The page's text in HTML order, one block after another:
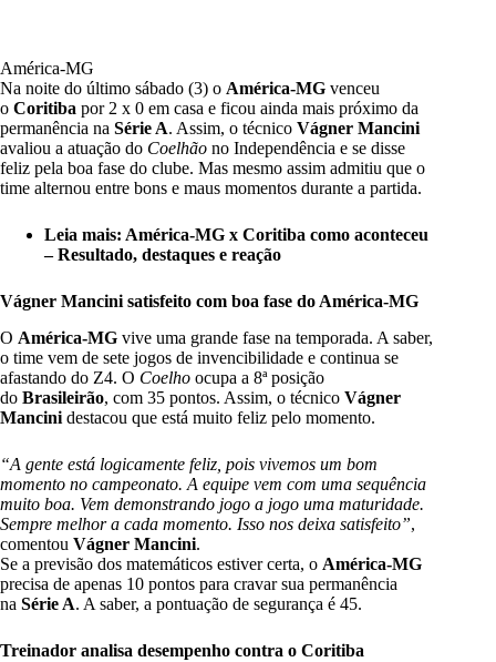
América-MG
Na noite do último sábado (3) o América-MG venceu
o Coritiba por 2 x 0 em casa e ficou ainda mais próximo da
permanência na Série A. Assim, o técnico Vágner Mancini
avaliou a atuação do Coelhão no Independência e se disse
feliz pela boa fase do clube. Mas mesmo assim admitiu que o
time alternou entre bons e maus momentos durante a partida.
Leia mais: América-MG x Coritiba como aconteceu
– Resultado, destaques e reação
Vágner Mancini satisfeito com boa fase do América-MG
O América-MG vive uma grande fase na temporada. A saber,
o time vem de sete jogos de invencibilidade e continua se
afastando do Z4. O Coelho ocupa a 8ª posição
do Brasileirão, com 35 pontos. Assim, o técnico Vágner
Mancini destacou que está muito feliz pelo momento.
“A gente está logicamente feliz, pois vivemos um bom
momento no campeonato. A equipe vem com uma sequência
muito boa. Vem demonstrando jogo a jogo uma maturidade.
Sempre melhor a cada momento. Isso nos deixa satisfeito”,
comentou Vágner Mancini.
Se a previsão dos matemáticos estiver certa, o América-MG
precisa de apenas 10 pontos para cravar sua permanência
na Série A. A saber, a pontuação de segurança é 45.
Treinador analisa desempenho contra o Coritiba